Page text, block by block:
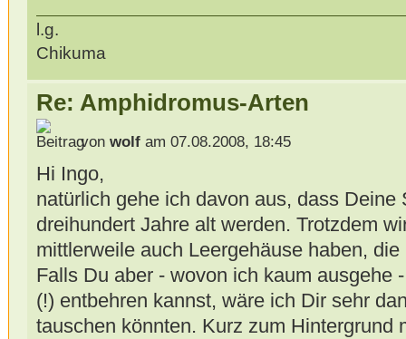
l.g.
Chikuma
Re: Amphidromus-Arten
von wolfam 07.08.2008, 18:45
Hi Ingo,
natürlich gehe ich davon aus, dass
dreihundert Jahre alt werden. Trotzdem
mittlerweile auch Leergehäuse haben,
Falls Du aber - wovon ich kaum ausgehe
(!) entbehren kannst, wäre ich Dir sehr
tauschen könnten. Kurz zum Hintergrund